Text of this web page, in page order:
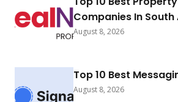
Companies In
August 8, 2026
Top 10 Best
August 8, 2026